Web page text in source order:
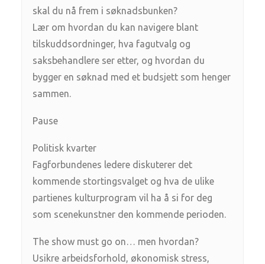
skal du nå frem i søknadsbunken?
Lær om hvordan du kan navigere blant
tilskuddsordninger, hva fagutvalg og
saksbehandlere ser etter, og hvordan du
bygger en søknad med et budsjett som henger
sammen.
Pause
Politisk kvarter
Fagforbundenes ledere diskuterer det
kommende stortingsvalget og hva de ulike
partienes kulturprogram vil ha å si for deg
som scenekunstner den kommende perioden.
The show must go on… men hvordan?
Usikre arbeidsforhold, økonomisk stress,